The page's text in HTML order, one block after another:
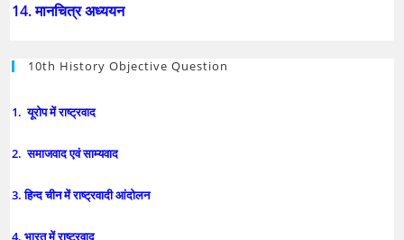
14. मानचित्र अध्ययन
10th History Objective Question
1. यूरोप में राष्ट्रवाद
2. समाजवाद एवं साम्यवाद
3. हिन्द चीन में राष्ट्रवादी आंदोलन
4. भारत में राष्ट्रवाद